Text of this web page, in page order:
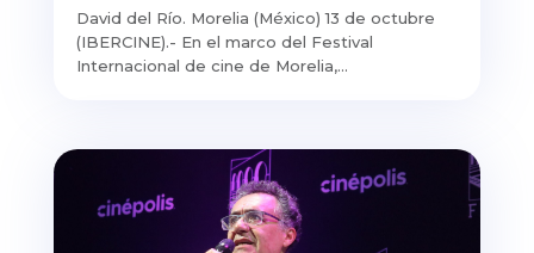
David del Río. Morelia (México) 13 de octubre
(IBERCINE).- En el marco del Festival
Internacional de cine de Morelia,...